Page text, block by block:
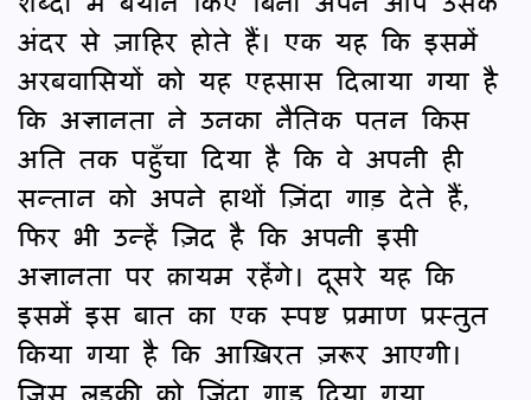
अंदर से ज़ाहिर होते हैं। एक यह कि इसमें
अरबवासियों को यह एहसास दिलाया गया है
कि अज्ञानता ने उनका नैतिक पतन किस
अति तक पहुँचा दिया है कि वे अपनी ही
सन्तान को अपने हाथों ज़िंदा गाड़ देते हैं,
फिर भी उन्हें ज़िद है कि अपनी इसी
अज्ञानता पर क़ायम रहेंगे। दूसरे यह कि
इसमें इस बात का एक स्पष्ट प्रमाण प्रस्तुत
किया गया है कि आख़िरत ज़रूर आएगी।